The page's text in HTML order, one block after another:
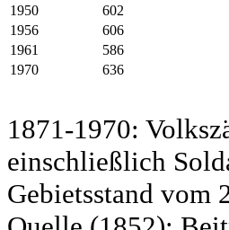
1950
602
1956
606
1961
586
1970
636
1871-1970:
einschließlich
Gebietsstand vom